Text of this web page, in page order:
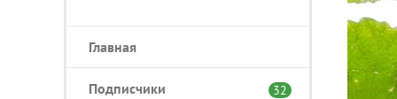
Главная
Подписчики 32